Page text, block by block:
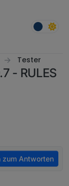
Tester
- RULES
zum Antworten